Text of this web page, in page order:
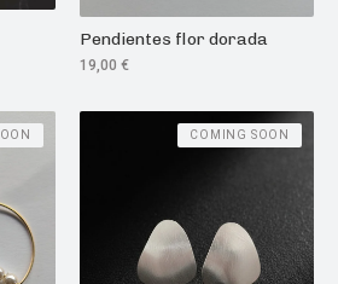
Pendientes flor dorada
19,00 €
COMING SOON